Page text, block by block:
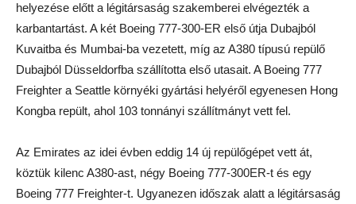
helyezése előtt a légitársaság szakemberei elvégezték a
karbantartást. A két Boeing 777-300-ER első útja Dubajból
Kuvaitba és Mumbai-ba vezetett, míg az A380 típusú repülő
Dubajból Düsseldorfba szállította első utasait. A Boeing 777
Freighter a Seattle környéki gyártási helyéről egyenesen Hong
Kongba repült, ahol 103 tonnányi szállítmányt vett fel.
Az Emirates az idei évben eddig 14 új repülőgépet vett át,
köztük kilenc A380-ast, négy Boeing 777-300ER-t és egy
Boeing 777 Freighter-t. Ugyanezen időszak alatt a légitársaság